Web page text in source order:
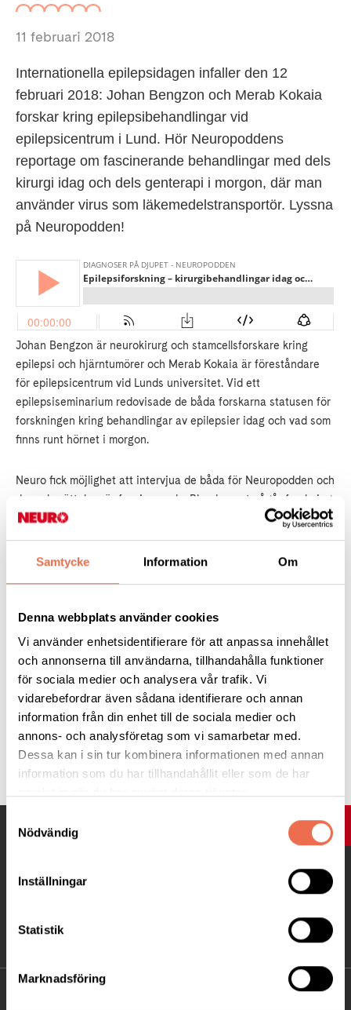
Samtycke Information Om
Denna webbplats använder cookies
Vi använder enhetsidentifierare för att anpassa innehållet
och annonserna till användarna, tillhandahålla funktioner
för sociala medier och analysera vår trafik. Vi
vidarebefordrar även sådana identifierare och annan
information från din enhet till de sociala medier och
annons- och analysföretag som vi samarbetar med.
Dessa kan i sin tur kombinera informationen med annan
information som du har tillhandahållit eller som de har
Nödvändig
Inställningar
Statistik
Marknadsföring
11 februari 2018
Internationella epilepsidagen infaller den 12
februari 2018: Johan Bengzon och Merab Kokaia
forskar kring epilepsibehandlingar vid
epilepsicentrum i Lund. Hör Neuropoddens
reportage om fascinerande behandlingar med dels
kirurgi idag och dels genterapi i morgon, där man
använder virus som läkemedelstransportör. Lyssna
på Neuropodden!
Johan Bengzon är neurokirurg och stamcellsforskare kring
epilepsi och hjärntumörer och Merab Kokaia är föreståndare
för epilepsicentrum vid Lunds universitet. Vid ett
epilepsiseminarium redovisade de båda forskarna statusen för
forskningen kring behandlingar av epilepsier idag och vad som
finns runt hörnet i morgon.
Neuro fick möjlighet att intervjua de båda för Neuropodden och
deras berättelser är fascinerande. Bland annat pågår forskning
med preparerat virus för att föra in och positivt infektera
områden med sjuka nervceller i hjärnan. Det preparerade
viruset innehåller genmodifierade nervceller som ska
Internationella epilepsidagen uppmärksammas årligen den
andra måndagen i februari, som 2018 är den 12 februari.
Tipsa
UPP